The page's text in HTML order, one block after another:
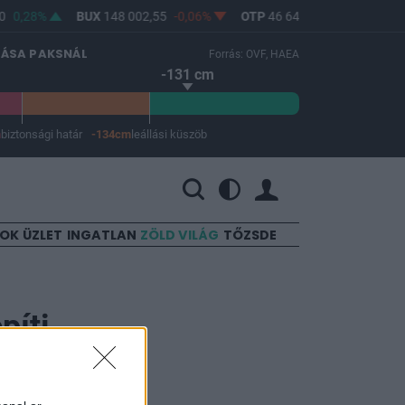
0,28% BUX148 002,55 -0,06% OTP46 640
PAKSNÁL Forrás: OVF, HAEA
-131 cm
biztonsági határ -134cm leállási küszöb
ÜZLET INGATLAN ZÖLD VILÁG TŐZSDE